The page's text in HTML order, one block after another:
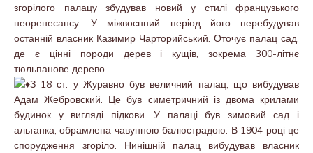
згорілого палацу збудував новий у стилі французького
неоренесансу. У міжвоєнний період його перебудував
останній власник Казимир Чарторийський. Оточує палац сад,
де є цінні породи дерев і кущів, зокрема 300-літнє
тюльпанове дерево.
З 18 ст. у Журавно був величний палац, що вибудував
Адам Жебровский. Це був симетричний із двома крилами
будинок у вигляді підкови. У палаці був зимовий сад і
альтанка, обрамлена чавунною балюстрадою. В 1904 році це
спорудження згоріло. Нинішній палац вибудував власник